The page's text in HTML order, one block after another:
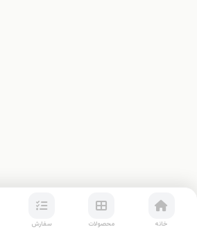
خانه محصولات سفارش